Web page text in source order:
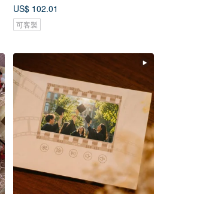
US$ 102.01
可客製